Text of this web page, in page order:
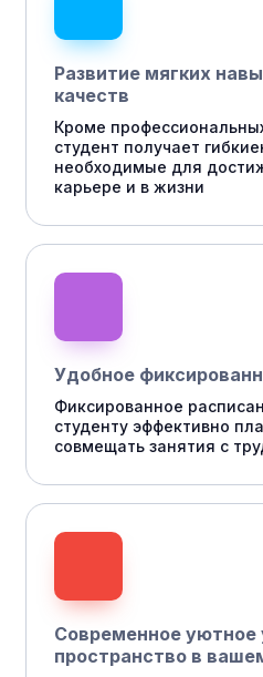
Развитие мягких
качеств
Кроме
студент получает
необходимые для
карьере и в жизни
Удобное
Фиксированное
студенту эффективно
совмещать занятия с
Современное уютное
пространство в